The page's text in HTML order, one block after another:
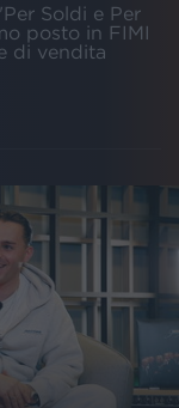
Soldi e Per
posto in FIMI
di vendita